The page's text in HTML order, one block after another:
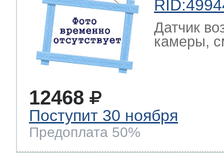
Датчик
камеры,
12468
Поступит 30 ноября
Предоплата 50%